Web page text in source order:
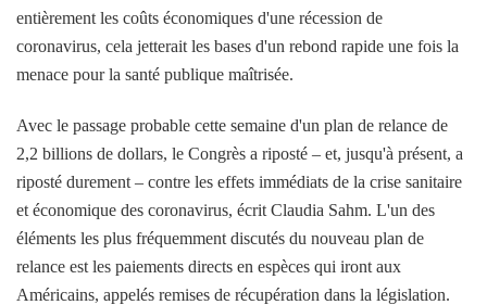
entièrement les coûts économiques d'une récession de
coronavirus, cela jetterait les bases d'un rebond rapide une fois la
menace pour la santé publique maîtrisée.
Avec le passage probable cette semaine d'un plan de relance de
2,2 billions de dollars, le Congrès a riposté – et, jusqu'à présent, a
riposté durement – contre les effets immédiats de la crise sanitaire
et économique des coronavirus, écrit Claudia Sahm. L'un des
éléments les plus fréquemment discutés du nouveau plan de
relance est les paiements directs en espèces qui iront aux
Américains, appelés remises de récupération dans la législation.